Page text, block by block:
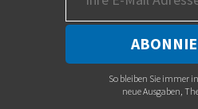
So bleiben Sie immer
neue Ausgaben,